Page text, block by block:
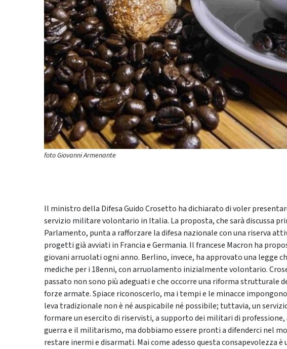
foto Giovanni Armenante
Il ministro della Difesa Guido Crosetto ha dichiarato di voler
servizio militare volontario in Italia. La proposta, che sarà discussa
Parlamento, punta a rafforzare la difesa nazionale con una riserva
progetti già avviati in Francia e Germania. Il francese Macron ha
giovani arruolati ogni anno. Berlino, invece, ha approvato una legge
mediche per i 18enni, con arruolamento inizialmente volontario.
passato non sono più adeguati e che occorre una riforma strutturale
forze armate. Spiace riconoscerlo, ma i tempi e le minacce
leva tradizionale non è né auspicabile né possibile; tuttavia, un
formare un esercito di riservisti, a supporto dei militari di
guerra e il militarismo, ma dobbiamo essere pronti a difenderci nel
restare inermi e disarmati. Mai come adesso questa consapevolezza è